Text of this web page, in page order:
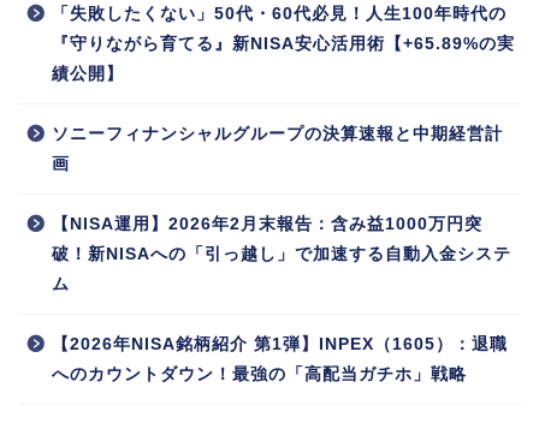
「失敗したくない」50代・60代必見！人生100年時代の
『守りながら育てる』新NISA安心活用術【+65.89%の実
績公開】
ソニーフィナンシャルグループの決算速報と中期経営計
画
【NISA運用】2026年2月末報告：含み益1000万円突
破！新NISAへの「引っ越し」で加速する自動入金システ
ム
【2026年NISA銘柄紹介 第1弾】INPEX（1605）：退職
へのカウントダウン！最強の「高配当ガチホ」戦略